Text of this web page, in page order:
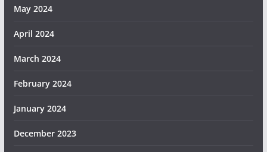
May 2024
April 2024
March 2024
February 2024
January 2024
December 2023